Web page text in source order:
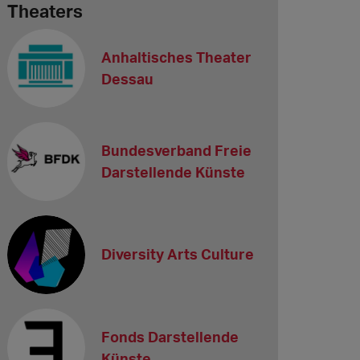
Theaters
Anhaltisches Theater
Dessau
Bundesverband Freie
Darstellende Künste
Diversity Arts Culture
Fonds Darstellende